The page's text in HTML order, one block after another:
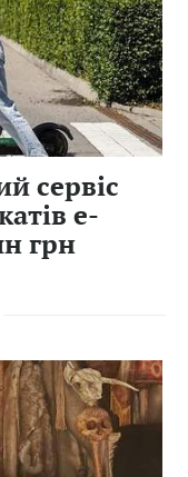
сервіс
e-
грн